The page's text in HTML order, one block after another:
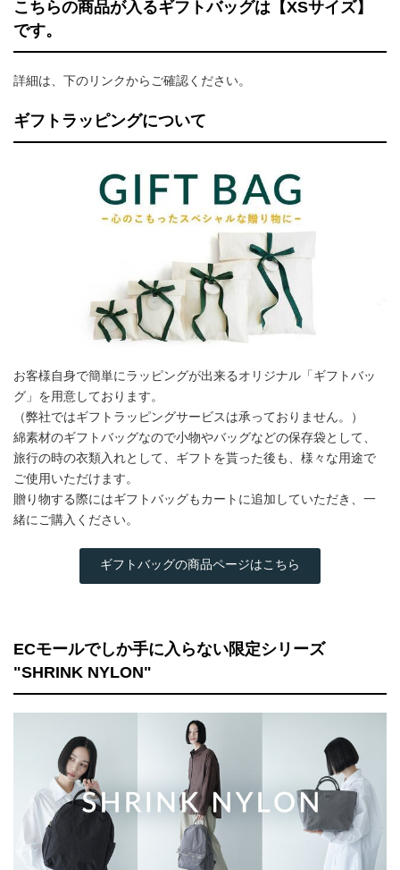
こちらの商品が入るギフトバッグは【XSサイズ】
です。
詳細は、下のリンクからご確認ください。
ギフトラッピングについて
お客様自身で簡単にラッピングが出来るオリジナル「ギフトバッ
グ」を用意しております。
（弊社ではギフトラッピングサービスは承っておりません。）
綿素材のギフトバッグなので小物やバッグなどの保存袋として、
旅行の時の衣類入れとして、ギフトを貰った後も、様々な用途で
ご使用いただけます。
贈り物する際にはギフトバッグもカートに追加していただき、一
緒にご購入ください。
ギフトバッグの商品ページはこちら
ECモールでしか手に入らない限定シリーズ
"SHRINK NYLON"